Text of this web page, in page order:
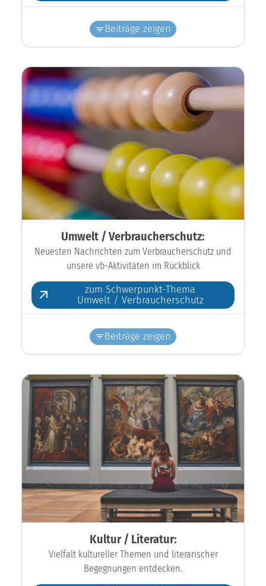
Beiträge zeigen
Umwelt / Verbraucherschutz:
Neuesten Nachrichten zum Verbraucherschutz und
unsere vb-Aktivitäten im Rückblick
zum Schwerpunkt-Thema
Umwelt / Verbraucherschutz
Beiträge zeigen
Kultur / Literatur:
Vielfalt kultureller Themen und literarischer
Begegnungen entdecken.